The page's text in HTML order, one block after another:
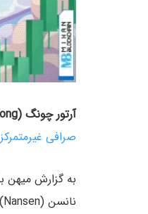
آرتور چونگ (Arthur Cheong)
صرافی غیرمتمرکز
نانسن (Nansen)، در پلتفرم X اعلام کرد که شرکت